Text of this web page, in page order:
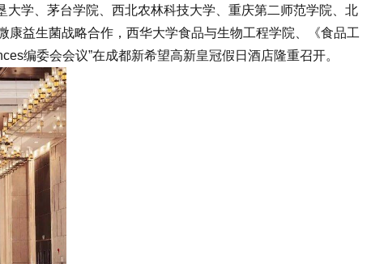
学、茅台学院、西北农林科技大学、重庆第二师范学院、北
益生菌战略合作，西华大学食品与生物工程学院、《食品工
编委会会议”在成都新希望高新皇冠假日酒店隆重召开。